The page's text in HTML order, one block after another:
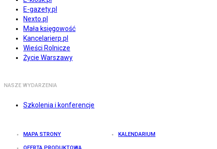
E-gazety.pl
Nexto.pl
Mała księgowość
Kancelarierp.pl
Wieści Rolnicze
Życie Warszawy
NASZE WYDARZENIA
Szkolenia i konferencje
MAPA STRONY KALENDARIUM